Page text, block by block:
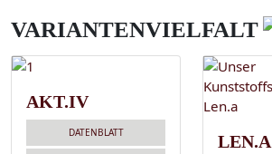
VARIANTENVIELFALT
AKT.IV
DATENBLATT LEN.A